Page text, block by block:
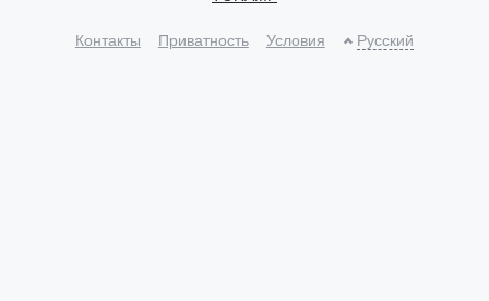
Контакты Приватность Условия Русский